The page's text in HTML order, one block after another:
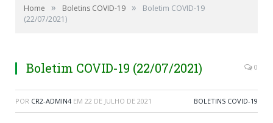
Home » Boletins COVID-19 »
Boletim COVID-19
(22/07/2021)
Boletim COVID-19 (22/07/2021) 0
POR CR2-ADMIN4 EM 22 DE JULHO DE 2021 BOLETINS COVID-19